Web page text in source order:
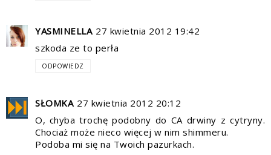
YASMINELLA 27 kwietnia 2012 19:42
szkoda ze to perła
ODPOWIEDZ
SŁOMKA 27 kwietnia 2012 20:12
O, chyba trochę podobny do CA drwiny z cytryny.
Chociaż może nieco więcej w nim shimmeru.
Podoba mi się na Twoich pazurkach.